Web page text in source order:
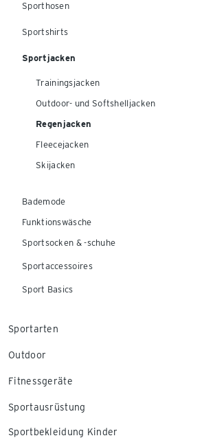
Sporthosen
Sportshirts
Sportjacken
Trainingsjacken
Outdoor- und Softshelljacken
Regenjacken
Fleecejacken
Skijacken
Bademode
Funktionswäsche
Sportsocken & -schuhe
Sportaccessoires
Sport Basics
Sportarten
Outdoor
Fitnessgeräte
Sportausrüstung
Sportbekleidung Kinder